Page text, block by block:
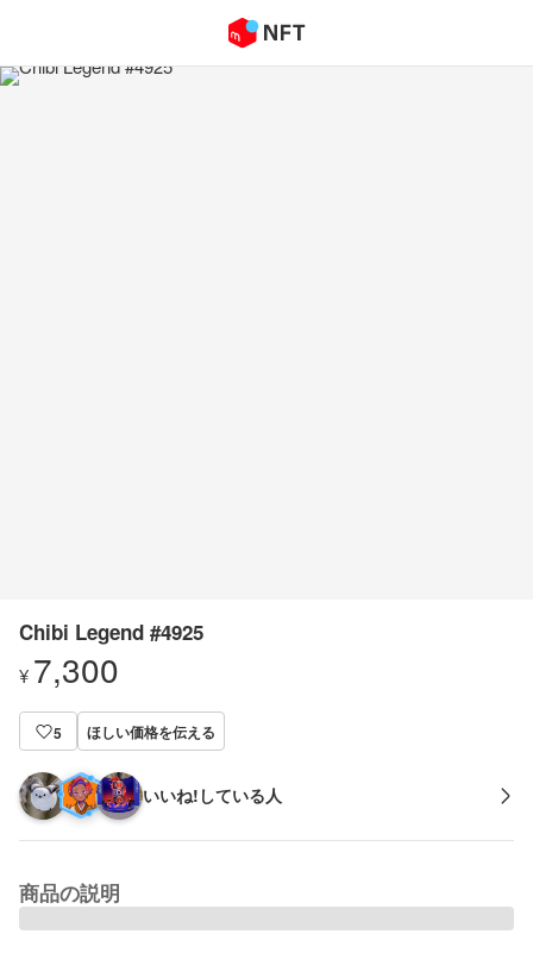
Chibi Legend #4925
¥ 7,300
5 ほしい価格を伝える
いいね!している人
商品の説明